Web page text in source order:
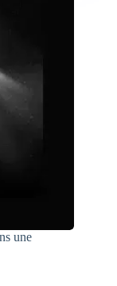
une